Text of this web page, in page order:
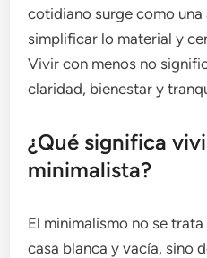
cotidiano surge como
simplificar lo material y
Vivir con menos no
claridad, bienestar y
¿Qué significa
minimalista?
El minimalismo no se
casa blanca y vacía, sino